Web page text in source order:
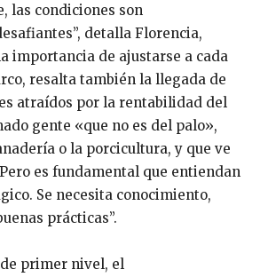
las condiciones son
detalla Florencia,
importancia de ajustarse a cada
resalta también la llegada de
atraídos por la rentabilidad del
gente «que no es del palo»,
o la porcicultura, y que ve
es fundamental que entiendan
Se necesita conocimiento,
prácticas”.
primer nivel, el